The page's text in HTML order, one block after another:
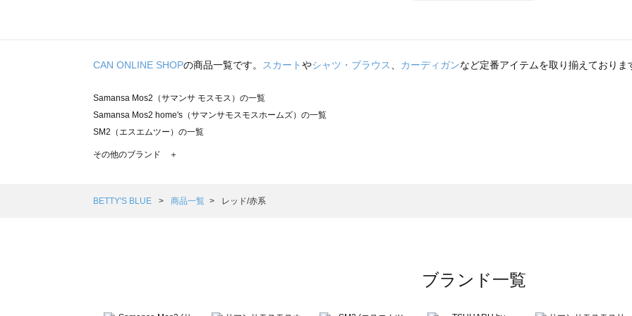
CAN ONLINE SHOPの商品一覧です。 スカートやシャツ・ブラウス、 カーディガンなど定番アイテムを取り揃えておりま
Samansa Mos2（サマンサ モスモス）の一覧
Samansa Mos2 home's（サマンサモスモスホームズ）の一覧
SM2（エスエムツー）の一覧
TSUHARU by Samansa Mos2（ツハルバイサマンサモスモス）の一覧
Samansa Mos2 Lagom（サマンサモスモス ラーゴム）の一覧
その他のブランド ＋
BETTY'S BLUE 商品一覧 レッド/赤系
ブランド一覧